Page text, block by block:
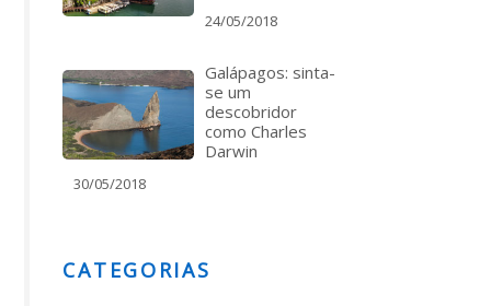
24/05/2018
Galápagos: sinta-
se um
descobridor
como Charles
Darwin
30/05/2018
CATEGORIAS